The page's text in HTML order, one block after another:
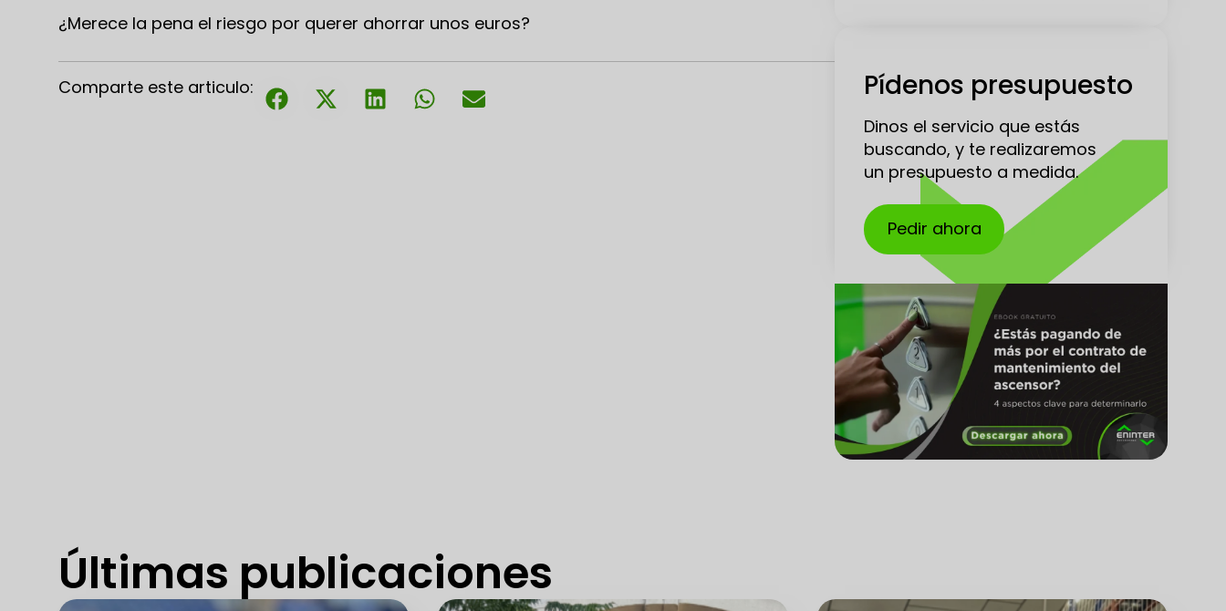
¿Merece la pena el riesgo por querer ahorrar unos euros?
Comparte este articulo: Pídenos presupuesto
Dinos el servicio que estás
buscando, y te realizaremos
un presupuesto a medida.
Pedir ahora
Últimas publicaciones